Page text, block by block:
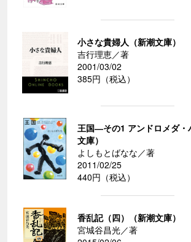
小さな貴婦人（新潮文庫）
吉行理恵／著
2001/03/02
385円（税込）
王国―その1 アンドロメダ
文庫）
よしもとばなな／著
2011/02/25
440円（税込）
香乱記（四）（新潮文庫）
宮城谷昌光／著